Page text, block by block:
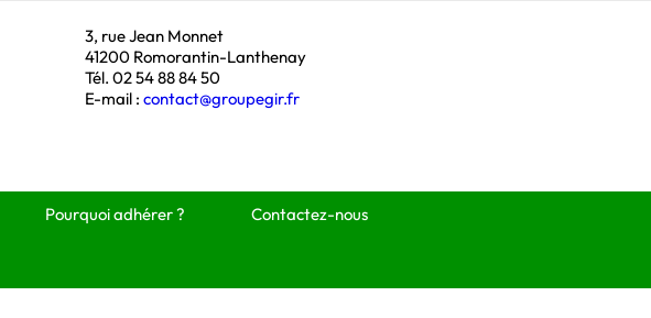
3, rue Jean Monnet
41200 Romorantin-Lanthenay
Tél. 02 54 88 84 50
E-mail : contact@groupegir.fr
Pourquoi adhérer ? Contactez-nous